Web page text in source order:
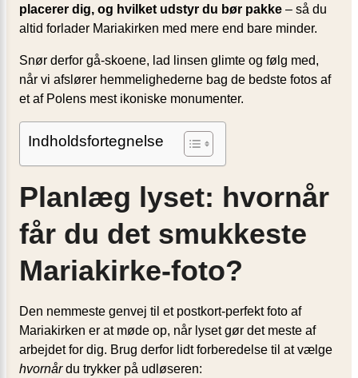
placerer dig, og hvilket udstyr du bør pakke – så du
altid forlader Mariakirken med mere end bare minder.
Snør derfor gå-skoene, lad linsen glimte og følg med,
når vi afslører hemmelighederne bag de bedste fotos af
et af Polens mest ikoniske monumenter.
Indholdsfortegnelse
Planlæg lyset: hvornår
får du det smukkeste
Mariakirke-foto?
Den nemmeste genvej til et postkort-perfekt foto af
Mariakirken er at møde op, når lyset gør det meste af
arbejdet for dig. Brug derfor lidt forberedelse til at vælge
hvornårdu trykker på udløseren: